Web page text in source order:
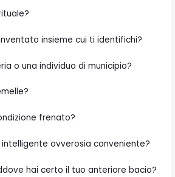
insieme cui ti identifichi?
o una individuo di municipio?
frenato?
ovverosia conveniente?
hai certo il tuo anteriore bacio?